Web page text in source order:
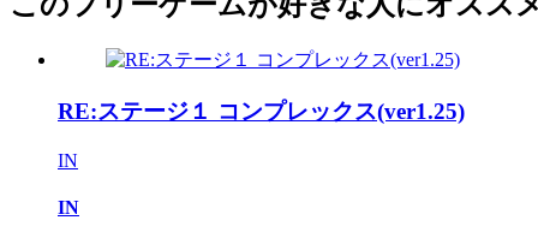
RE:ステージ１ コンプレックス(ver1.25)
IN
IN